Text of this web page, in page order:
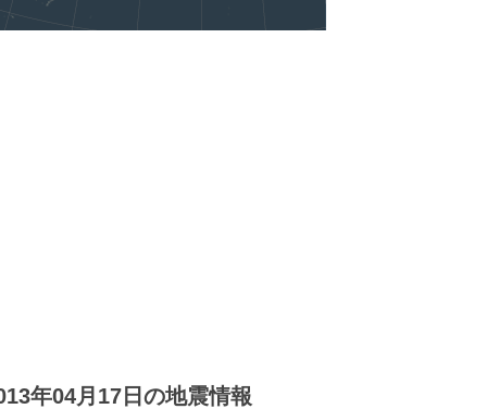
年04月17日の地震情報